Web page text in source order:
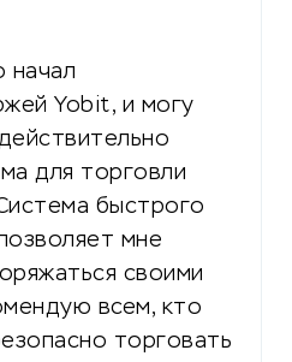
начал
Yobit, и могу
для торговли
быстрого
мне
своими
всем, кто
торговать